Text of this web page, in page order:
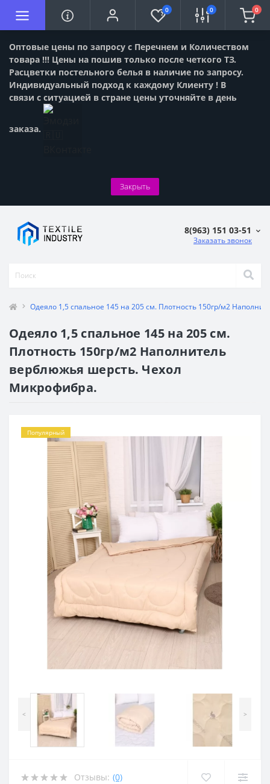
Оптовые цены по запросу с Перечнем и Количеством
товара !!! Цены на пошив только после четкого ТЗ.
Расцветки постельного белья в наличие по запросу.
Индивидуальный подход к каждому Клиенту ! В
связи с ситуацией в стране цены уточняйте в день
заказа.
Закрыть
0 0 0
8(963) 151 03-51
Заказать звонок
Одеяло 1,5 спальное 145 на 205 см. Плотность 150гр/м2
Одеяло 1,5 спальное 145 на 205 см.
Плотность 150гр/м2 Наполнитель
верблюжья шерсть. Чехол
Микрофибра.
Популярный
< >
Отзывы: (0)